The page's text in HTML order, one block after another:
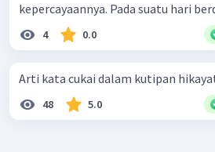
kepercayaannya. Pada suatu hari
4 0.0
Arti kata cukai dalam kutipan
48 5.0